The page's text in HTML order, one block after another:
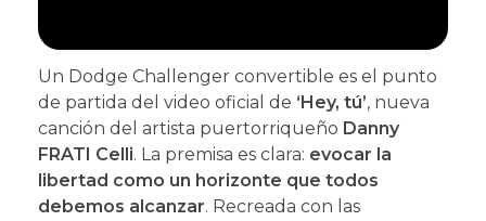
Un Dodge Challenger convertible es el punto
de partida del video oficial de ‘Hey, tú’, nueva
canción del artista puertorriqueño Danny
FRATI Celli. La premisa es clara: evocar la
libertad como un horizonte que todos
debemos alcanzar. Recreada con las